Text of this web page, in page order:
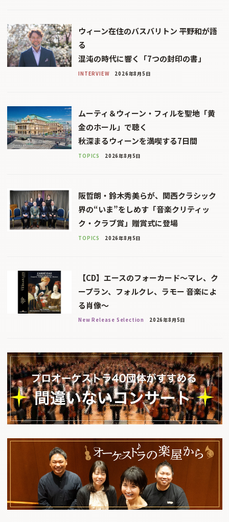
ウィーン在住のバスバリトン 平野和が語
る
混沌の時代に響く「7つの封印の書」
INTERVIEW 2026年8月5日
ムーティ＆ウィーン・フィルを聖地「黄
金のホール」で聴く
秋深まるウィーンを満喫する7日間
TOPICS 2026年8月5日
阪哲朗・鈴木秀美らが、関西クラシック
界の“いま”をしめす「音楽クリティッ
ク・クラブ賞」贈賞式に登場
TOPICS 2026年8月5日
【CD】エースのフォーカード～マレ、ク
ープラン、フォルクレ、ラモー 音楽によ
る肖像～
New Release Selection 2026年8月5日